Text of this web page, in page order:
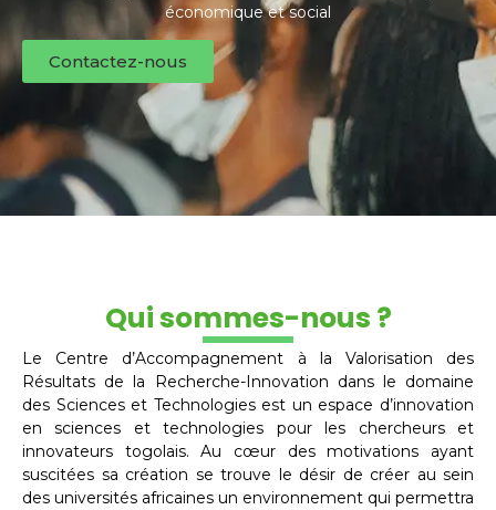
économique et social
Contactez-nous
Qui sommes-nous ?
Le Centre d’Accompagnement à la Valorisation des
Résultats de la Recherche-Innovation dans le domaine
des Sciences et Technologies est un espace d’innovation
en sciences et technologies pour les chercheurs et
innovateurs togolais. Au cœur des motivations ayant
suscitées sa création se trouve le désir de créer au sein
des universités africaines un environnement qui permettra